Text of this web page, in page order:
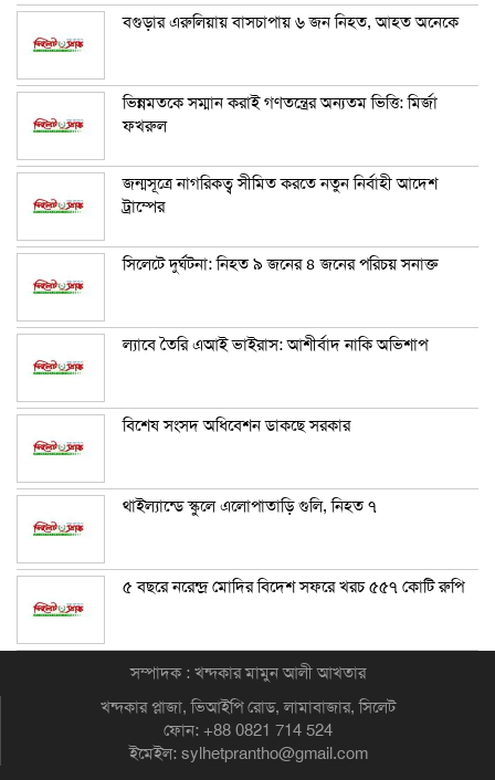
বগুড়ার এরুলিয়ায় বাসচাপায় ৬ জন নিহত, আহত অনেকে
ভিন্নমতকে সম্মান করাই গণতন্ত্রের অন্যতম ভিত্তি: মির্জা
ফখরুল
জন্মসূত্রে নাগরিকত্ব সীমিত করতে নতুন নির্বাহী আদেশ
ট্রাম্পের
সিলেটে দুর্ঘটনা: নিহত ৯ জনের ৪ জনের পরিচয় সনাক্ত
ল্যাবে তৈরি এআই ভাইরাস: আশীর্বাদ নাকি অভিশাপ
বিশেষ সংসদ অধিবেশন ডাকছে সরকার
থাইল্যান্ডে স্কুলে এলোপাতাড়ি গুলি, নিহত ৭
৫ বছরে নরেন্দ্র মোদির বিদেশ সফরে খরচ ৫৫৭ কোটি রুপি
সম্পাদক : খন্দকার মামুন আলী আখতার
খন্দকার প্লাজা, ভিআইপি রোড, লামাবাজার, সিলেট
ফোন: +88 0821 714 524
ইমেইল: sylhetprantho@gmail.com